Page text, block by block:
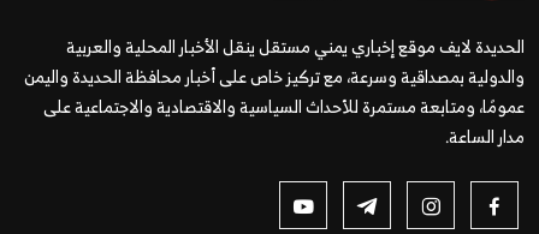
الحديدة لايف موقع إخباري يمني مستقل ينقل الأخبار المحلية والعربية
والدولية بمصداقية وسرعة، مع تركيز خاص على أخبار محافظة الحديدة واليمن
عمومًا، ومتابعة مستمرة للأحداث السياسية والاقتصادية والاجتماعية على
مدار الساعة.